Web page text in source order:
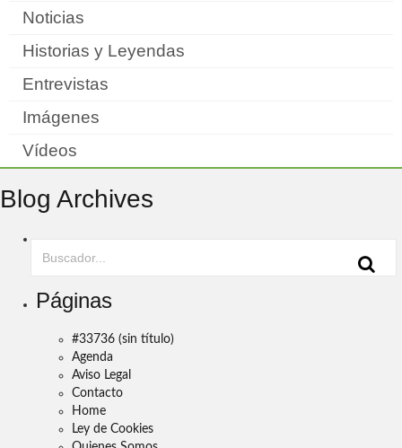
Noticias
Historias y Leyendas
Entrevistas
Imágenes
Vídeos
Blog Archives
Páginas
#33736 (sin título)
Agenda
Aviso Legal
Contacto
Home
Ley de Cookies